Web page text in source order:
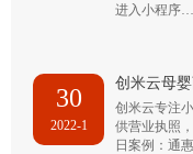
进入小程序…
30
2022-1
创米云母
创米云专注
供营业执照
日案例：通